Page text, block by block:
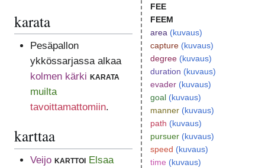
karata
Pesäpallon
ykkössarjassa alkaa
kolmen kärki karata
muilta
tavoittamattomiin.
karttaa
Veijo karttoi Elsaa
FEE
FEEM
area (kuvaus)
capture (kuvaus)
degree (kuvaus)
duration (kuvaus)
evader (kuvaus)
goal (kuvaus)
manner (kuvaus)
path (kuvaus)
pursuer (kuvaus)
speed (kuvaus)
time (kuvaus)